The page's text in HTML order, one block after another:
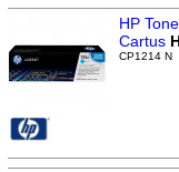
HP
Cartus
CP1214 N